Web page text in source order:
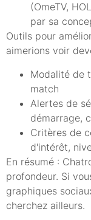
(OmeTV,
par sa
Outils pour
aimerions voir
Modalité de
match
Alertes de
démarrage,
Critères de
d'intérêt,
En résumé :
profondeur. Si
graphiques
cherchez ailleurs.